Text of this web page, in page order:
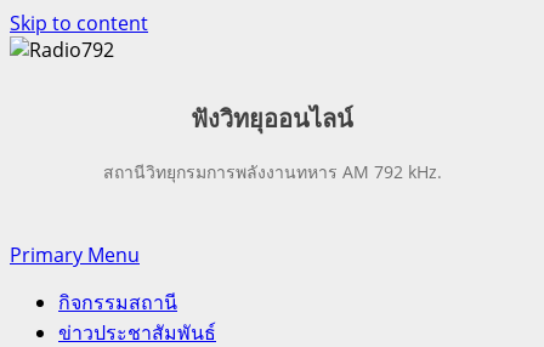
Skip to content
ฟังวิทยุออนไลน์
สถานีวิทยุกรมการพลังงานทหาร AM 792 kHz.
Primary Menu
กิจกรรมสถานี
ข่าวประชาสัมพันธ์